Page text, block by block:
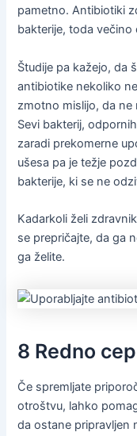
pametno. Antibiotiki
bakterije, toda
Študije pa kažejo, da
antibiotike nekoliko
zmotno mislijo, da ne
Sevi bakterij,
zaradi prekomerne
ušesa pa je težje
bakterije, ki se ne
Kadarkoli želi
se prepričajte, da ga
ga želite.
8 Redno
Če spremljate
otroštvu, lahko
da ostane pripravljen